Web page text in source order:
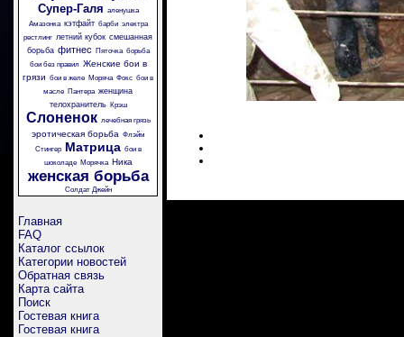
Супер-Галя аленушка
Амазонка кэтфайт барби электра
рестлинг летний кубок смешанная
борьба фитнес Пяточка борьба
бои без правил Женские бои в
грязи бои в желе Моряча Фокс бои в
масле Пантера женщина
телохранитель
Крэш
Слоненок лечебная грязь
эротическая борьба Флэйм
Стингер
Матрица бои в
шоколаде
Морячка Ника
женская борьба
Солдат Джейн
Главная
FAQ
Каталог ссылок
Категории новостей
Обратная связь
Карта сайта
Поиск
Гостевая книга
Гостевая книга